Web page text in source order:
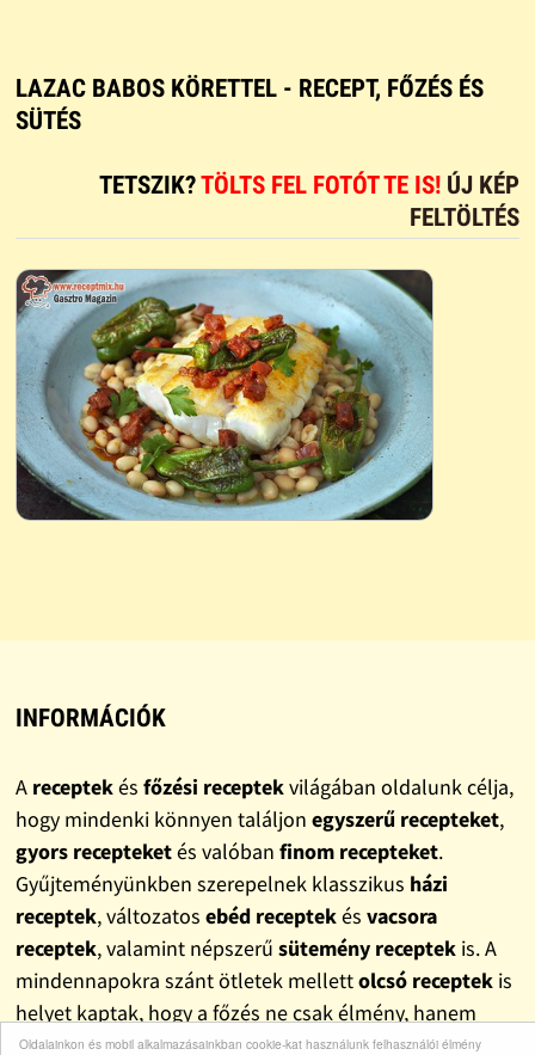
Oldalainkon és mobil alkalmazásainkban cookie-kat használunk felhasználói élmény
LAZAC BABOS KÖRETTEL - RECEPT, FŐZÉS ÉS
SÜTÉS
TETSZIK?TÖLTS FEL FOTÓT TE IS! ÚJ KÉP
FELTÖLTÉS
INFORMÁCIÓK
A receptekés főzési receptekvilágában oldalunk célja,
hogy mindenki könnyen találjon egyszerű recepteket,
gyors recepteketés valóban finom recepteket.
Gyűjteményünkben szerepelnek klasszikus házi
receptek, változatos ebéd receptekés vacsora
receptek, valamint népszerű sütemény receptekis. A
mindennapokra szánt ötletek mellettolcsó receptekis
helyet kaptak, hogy a főzés ne csak élmény, hanem
pénztárcabarát megoldás is legyen.